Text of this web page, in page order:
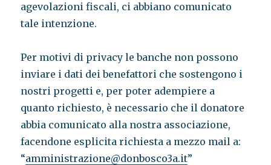
agevolazioni fiscali, ci abbiano comunicato
tale intenzione.
Per motivi di privacy le banche non possono
inviare i dati dei benefattori che sostengono i
nostri progetti e, per poter adempiere a
quanto richiesto, è necessario che il donatore
abbia comunicato alla nostra associazione,
facendone esplicita richiesta a mezzo mail a:
“amministrazione@donbosco3a.it”